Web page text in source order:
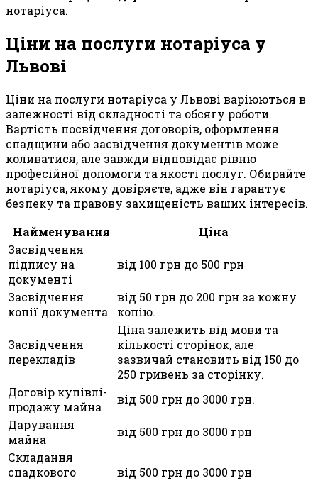
нотаріуса.
Ціни на послуги нотаріуса у
Львові
Ціни на послуги нотаріуса у Львові варіюються в
залежності від складності та обсягу роботи.
Вартість посвідчення договорів, оформлення
спадщини або засвідчення документів може
коливатися, але завжди відповідає рівню
професійної допомоги та якості послуг. Обирайте
нотаріуса, якому довіряєте, адже він гарантує
безпеку та правову захищеність ваших інтересів.
Найменування
Ціна
Засвідчення
підпису на
документі
від 100 грн до 500 грн
Засвідчення
копії документа
від 50 грн до 200 грн за кожну
копію.
Засвідчення
перекладів
Ціна залежить від мови та
кількості сторінок, але
зазвичай становить від 150 до
250 гривень за сторінку.
Договір купівлі-
продажу майна
від 500 грн до 3000 грн.
Дарування
майна
від 500 грн до 3000 грн
Складання
спадкового
від 500 грн до 3000 грн